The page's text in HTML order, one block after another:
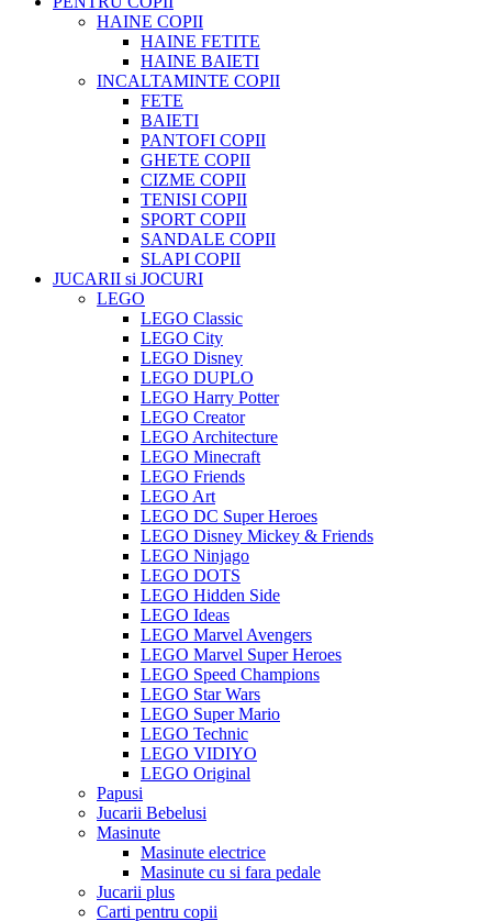
HAINE COPII
HAINE FETITE
HAINE BAIETI
INCALTAMINTE COPII
FETE
BAIETI
PANTOFI COPII
GHETE COPII
CIZME COPII
TENISI COPII
SPORT COPII
SANDALE COPII
SLAPI COPII
JUCARII si JOCURI
LEGO
LEGO Classic
LEGO City
LEGO Disney
LEGO DUPLO
LEGO Harry Potter
LEGO Creator
LEGO Architecture
LEGO Minecraft
LEGO Friends
LEGO Art
LEGO DC Super Heroes
LEGO Disney Mickey & Friends
LEGO Ninjago
LEGO DOTS
LEGO Hidden Side
LEGO Ideas
LEGO Marvel Avengers
LEGO Marvel Super Heroes
LEGO Speed Champions
LEGO Star Wars
LEGO Super Mario
LEGO Technic
LEGO VIDIYO
LEGO Original
Papusi
Jucarii Bebelusi
Masinute
Masinute electrice
Masinute cu si fara pedale
Jucarii plus
Carti pentru copii